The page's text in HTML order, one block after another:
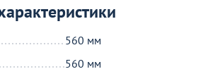
560 мм
560 мм